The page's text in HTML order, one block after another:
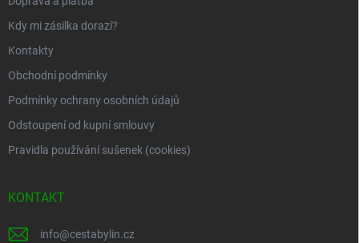
Kdy mi zásilka dorazí?
Kontakty
Obchodní podmínky
Podmínky ochrany osobních údajů
Odstoupení od kupní smlouvy
Pravidla používání sušenek (cookies)
KONTAKT
info@cestabylin.cz